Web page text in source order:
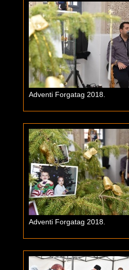
Adventi Forgatag 2018.
Adventi Forgatag 2018.